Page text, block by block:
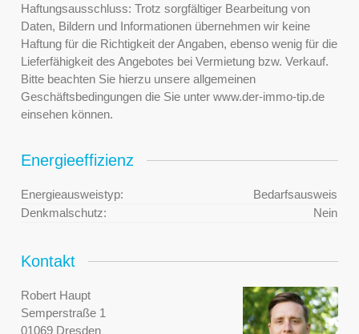
Haftungsausschluss: Trotz sorgfältiger Bearbeitung von
Daten, Bildern und Informationen übernehmen wir keine
Haftung für die Richtigkeit der Angaben, ebenso wenig für die
Lieferfähigkeit des Angebotes bei Vermietung bzw. Verkauf.
Bitte beachten Sie hierzu unsere allgemeinen
Geschäftsbedingungen die Sie unter www.der-immo-tip.de
einsehen können.
Energieeffizienz
Energieausweistyp:
Bedarfsausweis
Denkmalschutz:
Nein
Kontakt
Robert Haupt
Semperstraße 1
01069 Dresden